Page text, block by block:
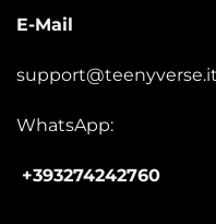
E-Mail
support@teenyverse.it
WhatsApp:
+393274242760